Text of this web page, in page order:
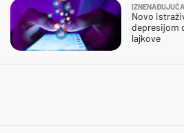
Novo
depresijom
lajkove